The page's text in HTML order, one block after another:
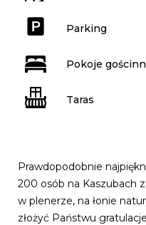
Parking
Pokoje
Taras
Prawdopodobnie
200 osób na Kaszubach
w plenerze, na łonie
złożyć Państwu